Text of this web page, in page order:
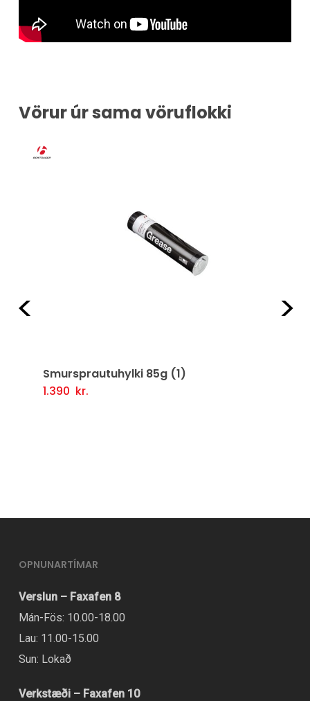
Vörur úr sama vöruflokki
Smursprautuhylki 85g (1)
1.390kr.
Setja Í Körfu
OPNUNARTÍMAR
Verslun – Faxafen 8
Mán-Fös: 10.00-18.00
Lau: 11.00-15.00
Sun: Lokað
Verkstæði – Faxafen 10